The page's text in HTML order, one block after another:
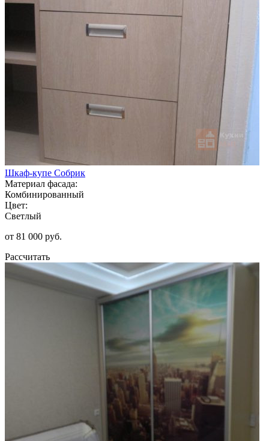
Шкаф-купе Собрик
Материал фасада:
Комбинированный
Цвет:
Светлый
от 81 000 руб.
Рассчитать